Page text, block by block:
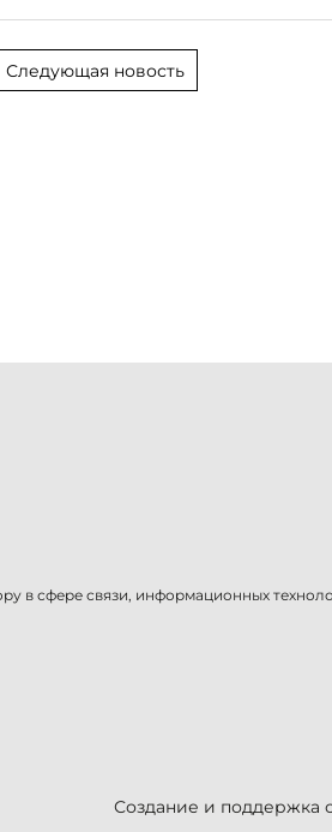
Следующая новость
в сфере связи, информационных
Создание и поддержка